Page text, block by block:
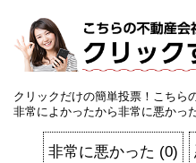
クリックだけの簡単投票！こちら
非常によかったから非常に悪かっ
非常に悪かった (0)